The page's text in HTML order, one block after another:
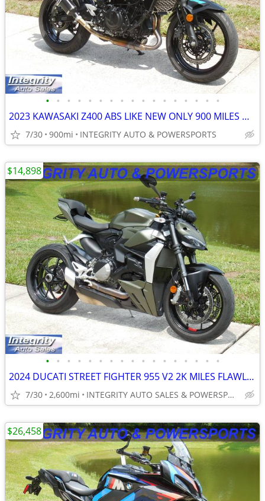
• • • • • • • • • • • • • • • • •
2023 KAWASAKI Z400 ABS LIKE NEW ONLY 900 MILES NO BS DEALER FEES HERE
7/30 900mi INTEGRITY AUTO & POWERSPORTS
• • • • • • • • • • • • • • • • •
2024 DUCATI STREET FIGHTER 955 V2 2K MILES FLAWLESS BIKE NO BS FEES!!!
7/30 2,600mi INTEGRITY AUTO SALES & POWERSPORTS
$14,898
$26,458